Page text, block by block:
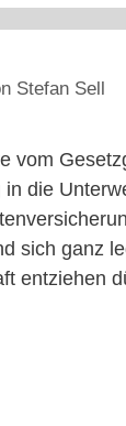
Stefan Sell
vom
die
sich ganz
entziehen